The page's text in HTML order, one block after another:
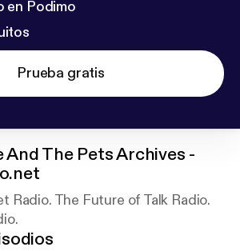
en Podimo
Prueba gratis
And The Pets Archives -
Radio. The Future of Talk Radio.